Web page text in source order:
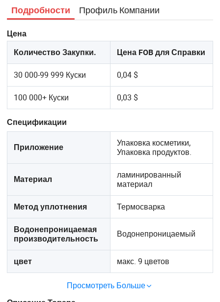
Подробности Профиль Компании
Цена
Количество Закупки. Цена FOB для Справки
30 000-99 999 Куски 0,04 $
100 000+ Куски 0,03 $
Спецификации
Приложение
Упаковка косметики,
Упаковка продуктов.
Материал
ламинированный
материал
Метод уплотнения Термосварка
Водонепроницаемая
производительность
Водонепроницаемый
цвет макс. 9 цветов
Просмотреть Больше